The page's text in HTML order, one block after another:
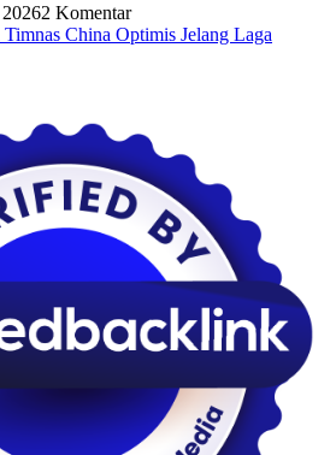
2 Komentar
China Optimis Jelang Laga